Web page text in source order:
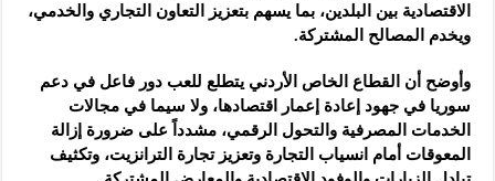
الاقتصادية بين البلدين، بما يسهم بتعزيز التعاون التجاري والخدمي،
ويخدم المصالح المشتركة.
وأوضح أن القطاع الخاص الأردني يتطلع للعب دور فاعل في دعم
سوريا في جهود إعادة إعمار اقتصادها، ولا سيما في مجالات
الخدمات المصرفية والتحول الرقمي، مشدداً على ضرورة إزالة
المعوقات أمام انسياب التجارة وتعزيز تجارة الترانزيت، وتكثيف